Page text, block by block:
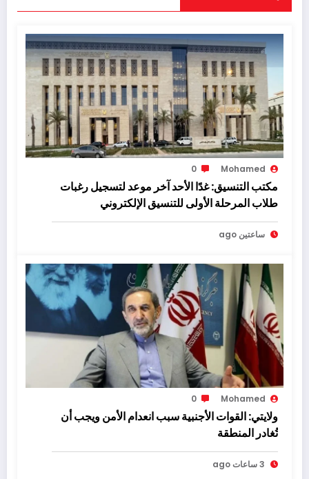
Mohamed
0
مكتب التنسيق: غدًا الأحد آخر موعد لتسجيل رغبات
طلاب المرحلة الأولى للتنسيق الإلكتروني
ساعتين ago
Mohamed
0
ولايتي: القوات الأجنبية سبب انعدام الأمن ويجب أن
تُغادر المنطقة
3 ساعات ago